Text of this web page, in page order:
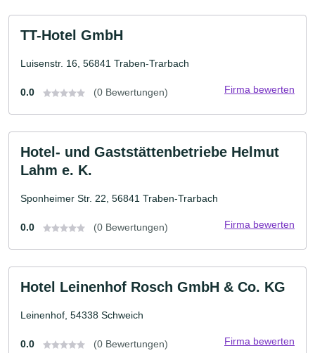
TT-Hotel GmbH
Luisenstr. 16, 56841 Traben-Trarbach
0.0 (0 Bewertungen) Firma bewerten
Hotel- und Gaststättenbetriebe Helmut
Lahm e. K.
Sponheimer Str. 22, 56841 Traben-Trarbach
0.0 (0 Bewertungen) Firma bewerten
Hotel Leinenhof Rosch GmbH & Co. KG
Leinenhof, 54338 Schweich
0.0 (0 Bewertungen) Firma bewerten